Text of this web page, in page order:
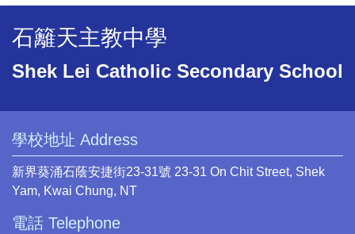
石籬天主教中學
Shek Lei Catholic Secondary School
學校地址 Address
新界葵涌石蔭安捷街23-31號 23-31 On Chit Street, Shek
Yam, Kwai Chung, NT
電話 Telephone